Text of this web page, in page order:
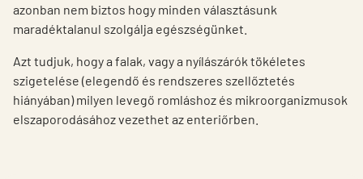
azonban nem biztos hogy minden választásunk
maradéktalanul szolgálja egészségünket.
Azt tudjuk, hogy a falak, vagy a nyílászárók tökéletes
szigetelése (elegendő és rendszeres szellőztetés
hiányában) milyen levegő romláshoz és mikroorganizmusok
elszaporodásához vezethet az enteriőrben.